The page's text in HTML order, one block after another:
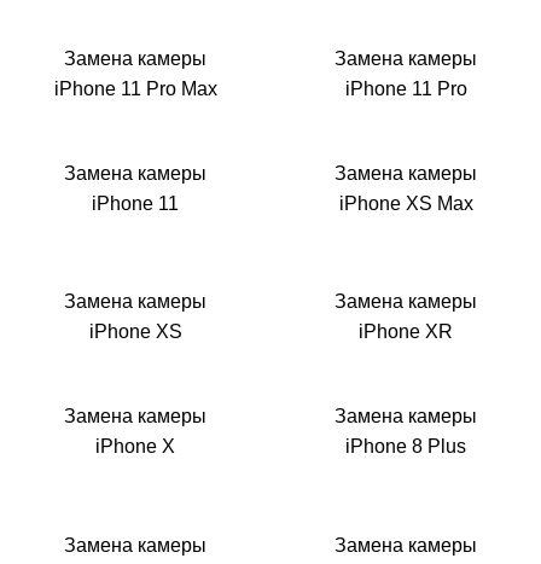
Замена камеры
iPhone 11 Pro Max
Замена камеры
iPhone 11 Pro
Замена камеры
iPhone 11
Замена камеры
iPhone XS Max
Замена камеры
iPhone XS
Замена камеры
iPhone XR
Замена камеры
iPhone X
Замена камеры
iPhone 8 Plus
Замена камеры
Замена камеры